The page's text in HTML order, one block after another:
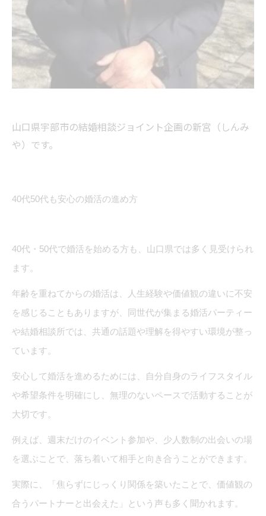
山口県宇部市の結婚相談ジョイント企画の新宮（しんみ
や）です。
40代50代も安心の婚活の進め方
40代・50代で婚活を始める方も、山口県では多く見受けられ
ます。
年齢を重ねてからの婚活は、人生経験や価値観の違いに不安
を感じることもありますが、同世代が集まる婚活パーティー
や結婚相談所では、共通の話題や理解を得やすい環境が整っ
ています。
安心して婚活を進めるためには、自分自身のライフスタイル
や希望条件を明確にし、無理のないペースで活動することが
大切です。
例えば、週末だけのイベント参加や、少人数制の出会いの場
を選ぶことで、落ち着いて相手と向き合うことができます。
実際に、「焦らずにじっくり関係を築いたことで、価値観の
合うパートナーと出会えた」という声も多く聞かれます。